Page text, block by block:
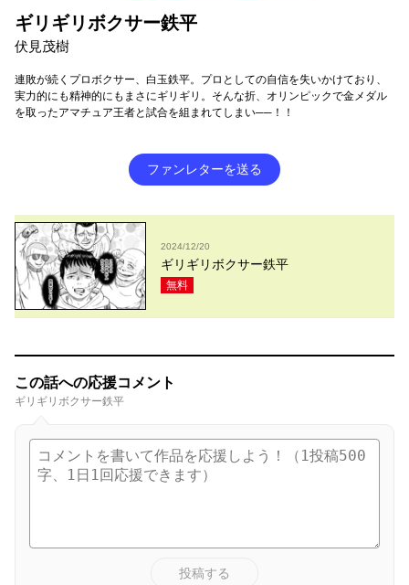
ギリギリボクサー鉄平
伏見茂樹
連敗が続くプロボクサー、白玉鉄平。プロとしての自信を失いかけており、
実力的にも精神的にもまさにギリギリ。そんな折、オリンピックで金メダル
を取ったアマチュア王者と試合を組まれてしまい──！！
ファンレターを送る
2024/12/20
ギリギリボクサー鉄平
無料
この話への応援コメント
ギリギリボクサー鉄平
投稿する